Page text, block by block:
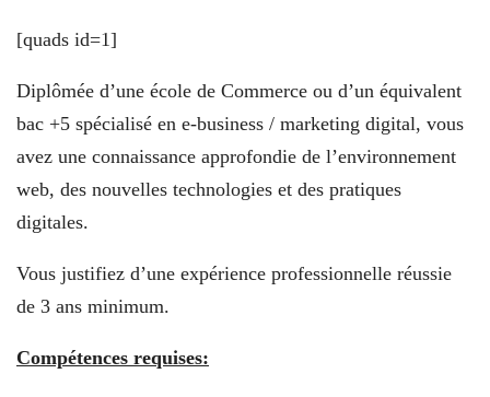
[quads id=1]
Diplômée d’une école de Commerce ou d’un équivalent
bac +5 spécialisé en e-business / marketing digital, vous
avez une connaissance approfondie de l’environnement
web, des nouvelles technologies et des pratiques
digitales.
Vous justifiez d’une expérience professionnelle réussie
de 3 ans minimum.
Compétences requises: